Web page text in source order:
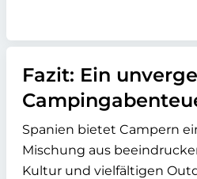
Fazit: Ein
Spanien bietet Campern
Mischung aus
Kultur und vielfältigen